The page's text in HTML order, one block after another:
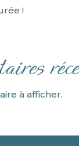
!
à afficher.